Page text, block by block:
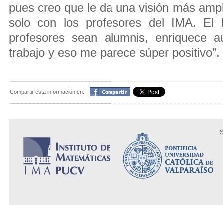
pues creo que le da una visión más
solo con los profesores del IMA. El
profesores sean alumnis, enriquece
trabajo y eso me parece súper positivo”.
Compartir esta información en: Compartir